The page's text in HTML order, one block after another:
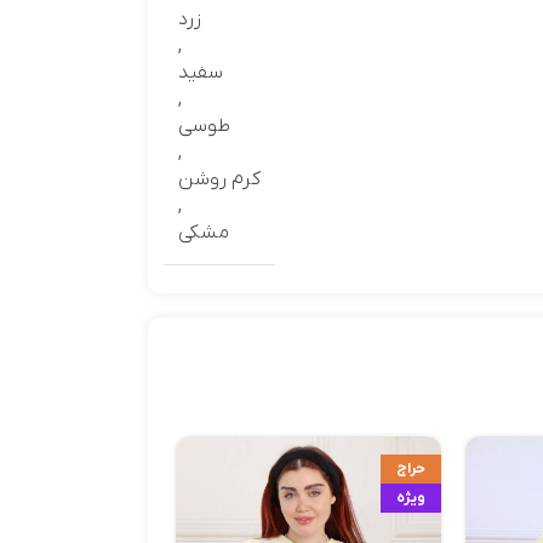
زرد
,
سفید
,
طوسي
,
کرم روشن
,
مشکی
حراج
ویژه